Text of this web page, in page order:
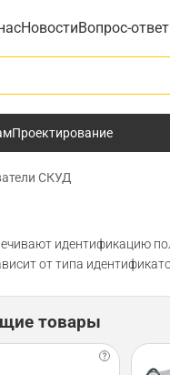
НовостиВопрос-ответ
Проектирование
СКУД
идентификацию
от типа
товары